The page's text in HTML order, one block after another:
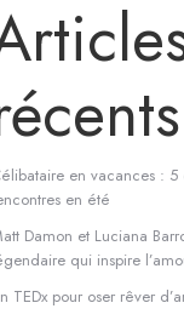
en vacances :
en été
Damon et Luciana
qui inspire
TEDx pour oser rêver